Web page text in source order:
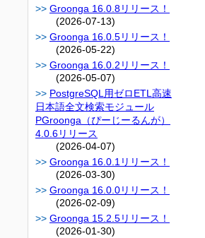
Groonga 16.0.8リリース！
(2026-07-13)
Groonga 16.0.5リリース！
(2026-05-22)
Groonga 16.0.2リリース！
(2026-05-07)
PostgreSQL用ゼロETL高速
日本語全文検索モジュール
PGroonga（ぴーじーるんが）
4.0.6リリース
(2026-04-07)
Groonga 16.0.1リリース！
(2026-03-30)
Groonga 16.0.0リリース！
(2026-02-09)
Groonga 15.2.5リリース！
(2026-01-30)